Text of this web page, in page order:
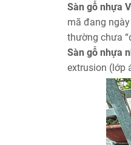
Sàn gỗ nhựa
mã đang
thường chưa
Sàn gỗ nhựa
extrusion (lớp